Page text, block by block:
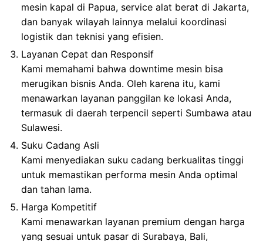
mesin kapal di Papua, service alat berat di Jakarta,
dan banyak wilayah lainnya melalui koordinasi
logistik dan teknisi yang efisien.
Layanan Cepat dan Responsif
Kami memahami bahwa downtime mesin bisa
merugikan bisnis Anda. Oleh karena itu, kami
menawarkan layanan panggilan ke lokasi Anda,
termasuk di daerah terpencil seperti Sumbawa atau
Sulawesi.
Suku Cadang Asli
Kami menyediakan suku cadang berkualitas tinggi
untuk memastikan performa mesin Anda optimal
dan tahan lama.
Harga Kompetitif
Kami menawarkan layanan premium dengan harga
yang sesuai untuk pasar di Surabaya, Bali,